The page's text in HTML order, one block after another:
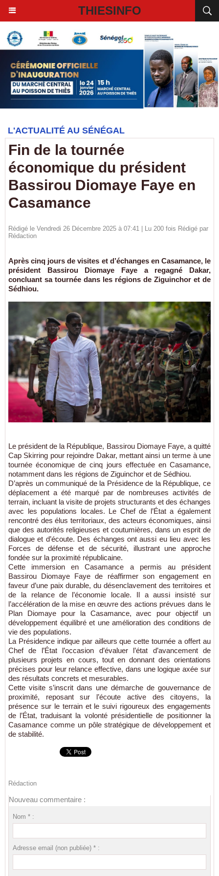
THIESINFO
L'ACTUALITÉ AU SÉNÉGAL
Fin de la tournée
économique du président
Bassirou Diomaye Faye en
Casamance
Rédigé le Vendredi 26 Décembre 2025 à 07:41 | Lu 200 fois Rédigé par
Rédaction
Après cinq jours de visites et d’échanges en Casamance, le
président Bassirou Diomaye Faye a regagné Dakar,
concluant sa tournée dans les régions de Ziguinchor et de
Sédhiou.
Le président de la République, Bassirou Diomaye Faye, a quitté
Cap Skirring pour rejoindre Dakar, mettant ainsi un terme à une
tournée économique de cinq jours effectuée en Casamance,
notamment dans les régions de Ziguinchor et de Sédhiou.
D’après un communiqué de la Présidence de la République, ce
déplacement a été marqué par de nombreuses activités de
terrain, incluant la visite de projets structurants et des échanges
avec les populations locales. Le Chef de l’État a également
rencontré des élus territoriaux, des acteurs économiques, ainsi
que des autorités religieuses et coutumières, dans un esprit de
dialogue et d’écoute. Des échanges ont aussi eu lieu avec les
Forces de défense et de sécurité, illustrant une approche
fondée sur la proximité républicaine.
Cette immersion en Casamance a permis au président
Bassirou Diomaye Faye de réaffirmer son engagement en
faveur d’une paix durable, du désenclavement des territoires et
de la relance de l’économie locale. Il a aussi insisté sur
l’accélération de la mise en œuvre des actions prévues dans le
Plan Diomaye pour la Casamance, avec pour objectif un
développement équilibré et une amélioration des conditions de
vie des populations.
La Présidence indique par ailleurs que cette tournée a offert au
Chef de l’État l’occasion d’évaluer l’état d’avancement de
plusieurs projets en cours, tout en donnant des orientations
précises pour leur relance effective, dans une logique axée sur
des résultats concrets et mesurables.
Cette visite s’inscrit dans une démarche de gouvernance de
proximité, reposant sur l’écoute active des citoyens, la
présence sur le terrain et le suivi rigoureux des engagements
de l’État, traduisant la volonté présidentielle de positionner la
Casamance comme un pôle stratégique de développement et
de stabilité.
Rédaction
Nouveau commentaire :
Nom * :
Adresse email (non publiée) * :